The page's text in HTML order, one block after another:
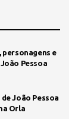
personagens e
Pessoa
João Pessoa
Orla